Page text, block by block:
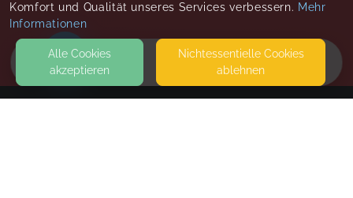
HOME
Komfort und Qualität unseres Services verbessern. Mehr
Informationen
Alle Cookies
akzeptieren
Nicht­essentielle Cookies
ablehnen